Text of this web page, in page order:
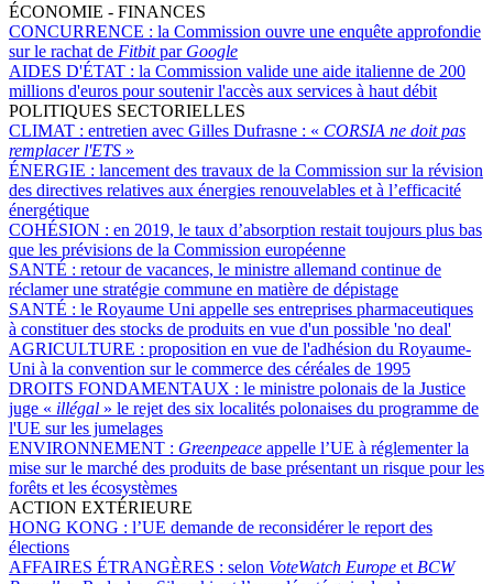
ÉCONOMIE - FINANCES
CONCURRENCE : la Commission ouvre une enquête approfondie
sur le rachat de Fitbitpar Google
AIDES D'ÉTAT : la Commission valide une aide italienne de 200
millions d'euros pour soutenir l'accès aux services à haut débit
POLITIQUES SECTORIELLES
CLIMAT : entretien avec Gilles Dufrasne : « CORSIA ne doit pas
remplacer l'ETS »
ÉNERGIE : lancement des travaux de la Commission sur la révision
des directives relatives aux énergies renouvelables et à l’efficacité
énergétique
COHÉSION : en 2019, le taux d’absorption restait toujours plus bas
que les prévisions de la Commission européenne
SANTÉ : retour de vacances, le ministre allemand continue de
réclamer une stratégie commune en matière de dépistage
SANTÉ : le Royaume Uni appelle ses entreprises pharmaceutiques
à constituer des stocks de produits en vue d'un possible 'no deal'
AGRICULTURE : proposition en vue de l'adhésion du Royaume-
Uni à la convention sur le commerce des céréales de 1995
DROITS FONDAMENTAUX : le ministre polonais de la Justice
juge « illégal » le rejet des six localités polonaises du programme de
l'UE sur les jumelages
ENVIRONNEMENT : Greenpeace appelle l’UE à réglementer la
mise sur le marché des produits de base présentant un risque pour les
forêts et les écosystèmes
ACTION EXTÉRIEURE
HONG KONG : l’UE demande de reconsidérer le report des
élections
AFFAIRES ÉTRANGÈRES : selon VoteWatch Europe et BCW